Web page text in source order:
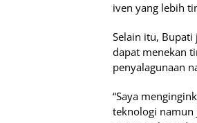
iven yang lebih
Selain itu,
dapat menekan
penyalagunaan
“Saya
teknologi namun